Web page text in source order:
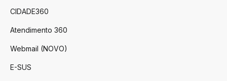
CIDADE360
Atendimento 360
Webmail (NOVO)
E-SUS